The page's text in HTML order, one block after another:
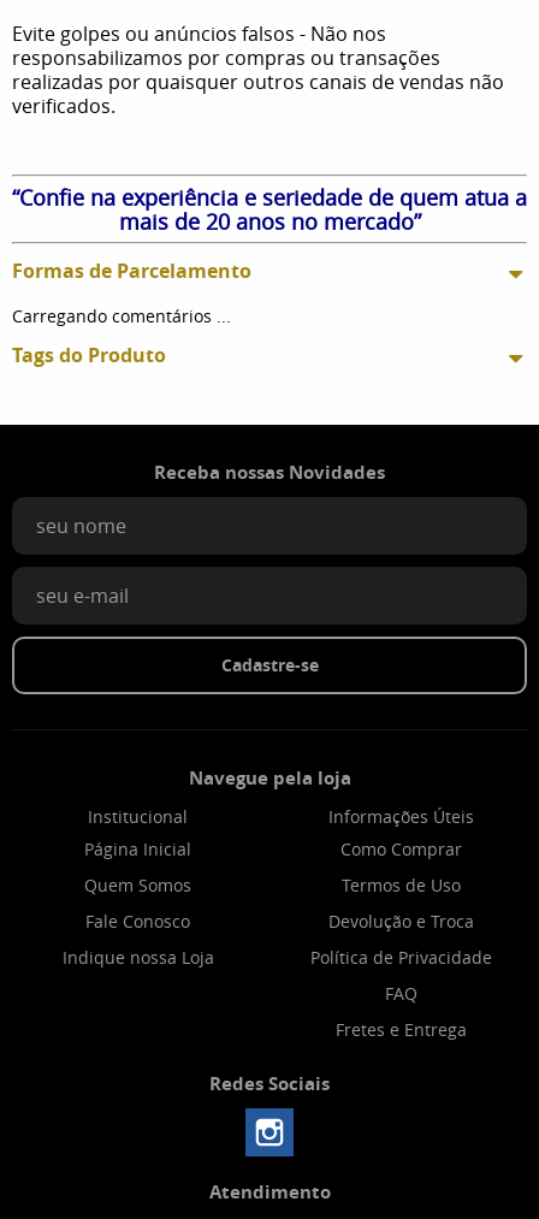
Evite golpes ou anúncios falsos - Não nos
responsabilizamos por compras ou transações
realizadas por quaisquer outros canais de vendas não
verificados.
“Confie na experiência e seriedade de quem atua a
mais de 20 anos no mercado”
Formas de Parcelamento
Carregando comentários ...
Tags do Produto
Receba nossas Novidades
Cadastre-se
Navegue pela loja
Institucional
Página Inicial
Quem Somos
Fale Conosco
Indique nossa Loja
Informações Úteis
Como Comprar
Termos de Uso
Devolução e Troca
Política de Privacidade
FAQ
Fretes e Entrega
Redes Sociais
Atendimento